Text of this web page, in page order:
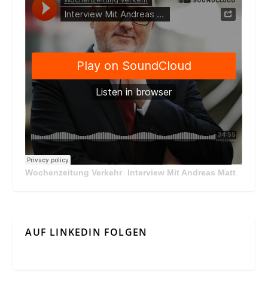
Wochenzeitung Verkehr · Interview Mit Andreas Matthä, CEO der ÖBB Holding
AUF LINKEDIN FOLGEN